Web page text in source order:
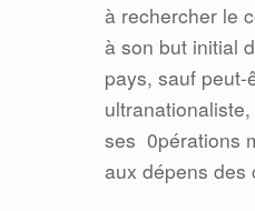
à rechercher le
à son but initial
pays, sauf peut-
ses 0pérations
aux dépens